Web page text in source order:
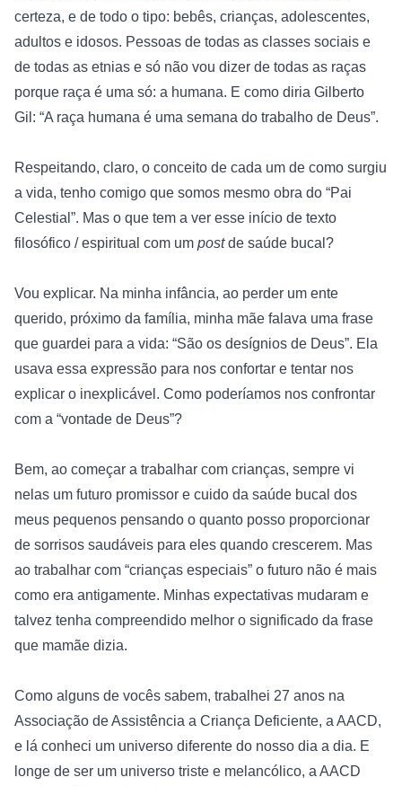
certeza, e de todo o tipo: bebês, crianças, adolescentes,
adultos e idosos. Pessoas de todas as classes sociais e
de todas as etnias e só não vou dizer de todas as raças
porque raça é uma só: a humana. E como diria Gilberto
Gil: “A raça humana é uma semana do trabalho de Deus”.
Respeitando, claro, o conceito de cada um de como surgiu
a vida, tenho comigo que somos mesmo obra do “Pai
Celestial”. Mas o que tem a ver esse início de texto
filosófico / espiritual com um post de saúde bucal?
Vou explicar. Na minha infância, ao perder um ente
querido, próximo da família, minha mãe falava uma frase
que guardei para a vida: “São os desígnios de Deus”. Ela
usava essa expressão para nos confortar e tentar nos
explicar o inexplicável. Como poderíamos nos confrontar
com a “vontade de Deus”?
Bem, ao começar a trabalhar com crianças, sempre vi
nelas um futuro promissor e cuido da saúde bucal dos
meus pequenos pensando o quanto posso proporcionar
de sorrisos saudáveis para eles quando crescerem. Mas
ao trabalhar com “crianças especiais” o futuro não é mais
como era antigamente. Minhas expectativas mudaram e
talvez tenha compreendido melhor o significado da frase
que mamãe dizia.
Como alguns de vocês sabem, trabalhei 27 anos na
Associação de Assistência a Criança Deficiente, a AACD,
e lá conheci um universo diferente do nosso dia a dia. E
longe de ser um universo triste e melancólico, a AACD